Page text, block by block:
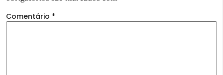
Comentário *